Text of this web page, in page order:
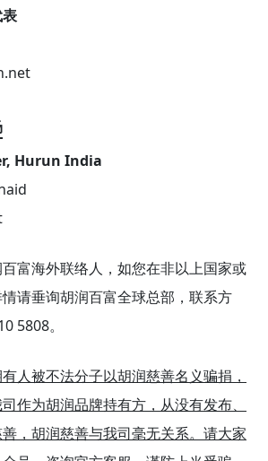
Hurun India
富海外联络人，如您在非以上国家或
请垂询胡润百富全球总部，联系方
5808。
有人被不法分子以胡润慈善名义骗捐，
作为胡润品牌持有方，从没有发布、
，胡润慈善与我司毫无关系。请大家